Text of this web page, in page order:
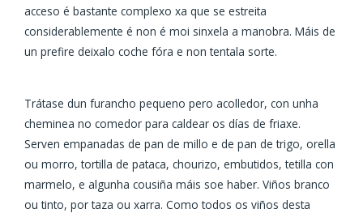
acceso é bastante complexo xa que se estreita
considerablemente é non é moi sinxela a manobra. Máis de
un prefire deixalo coche fóra e non tentala sorte.
Trátase dun furancho pequeno pero acolledor, con unha
cheminea no comedor para caldear os días de friaxe.
Serven empanadas de pan de millo e de pan de trigo, orella
ou morro, tortilla de pataca, chourizo, embutidos, tetilla con
marmelo, e algunha cousiña máis soe haber. Viños branco
ou tinto, por taza ou xarra. Como todos os viños desta